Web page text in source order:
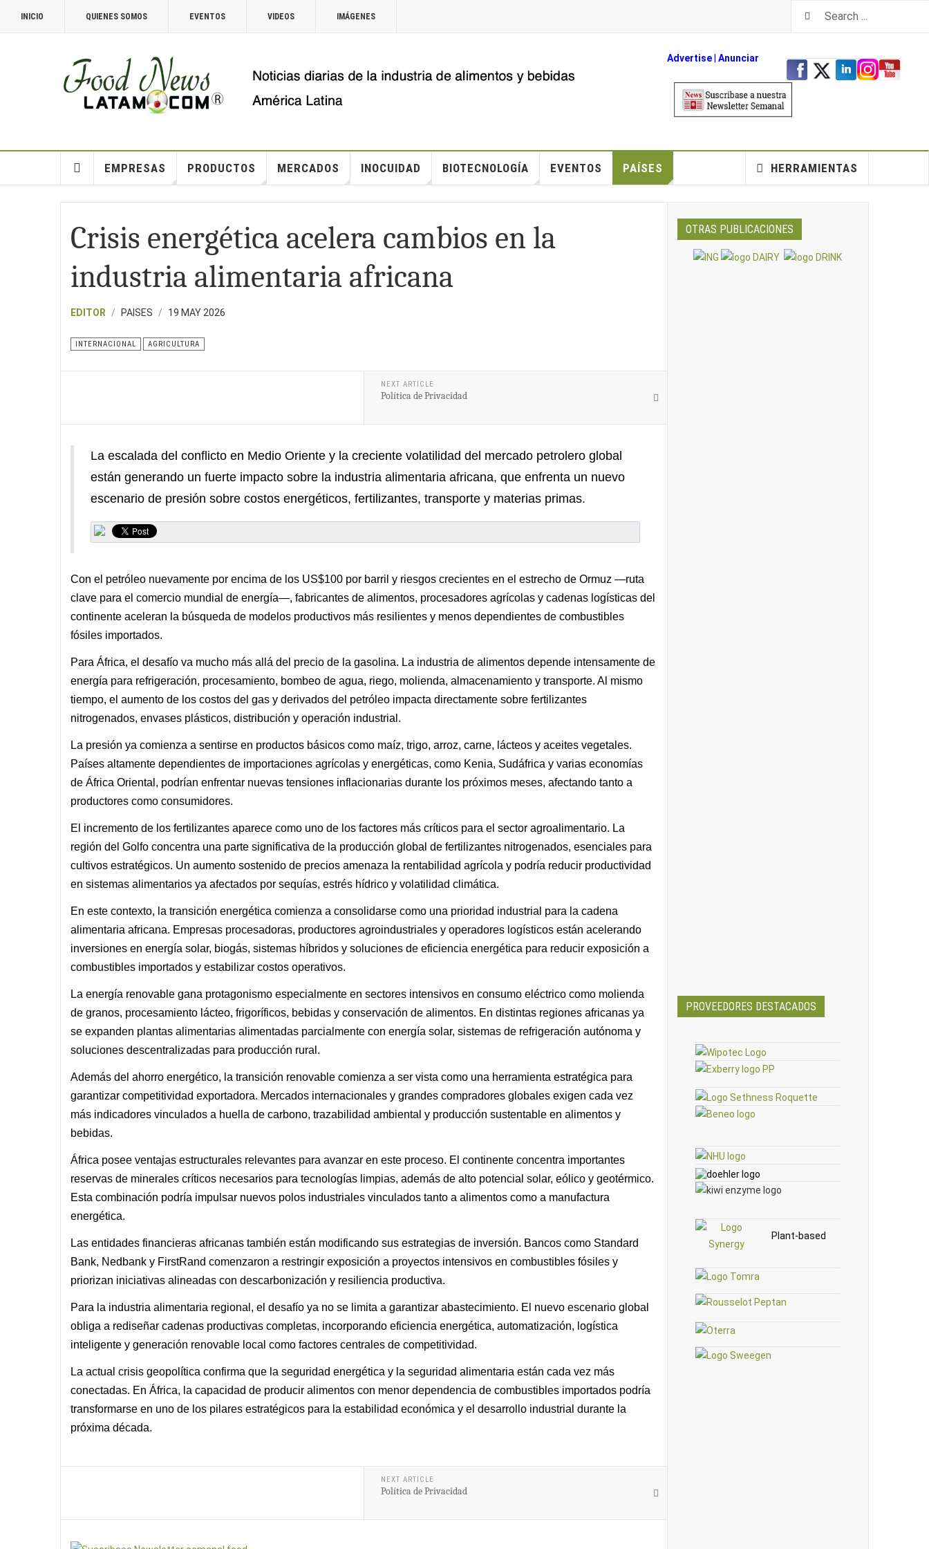
INICIO QUIENES SOMOS EVENTOS VIDEOS IMÁGENES
Advertise| Anunciar
EMPRESAS PRODUCTOS MERCADOS INOCUIDAD BIOTECNOLOGÍA EVENTOS PAÍSES HERRAMIENTAS
Crisis energética acelera cambios en la
industria alimentaria africana
EDITOR PAISES 19 MAY 2026
INTERNACIONAL AGRICULTURA
NEXT ARTICLE
Política de Privacidad
La escalada del conflicto en Medio Oriente y la creciente volatilidad del mercado petrolero global
están generando un fuerte impacto sobre la industria alimentaria africana, que enfrenta un nuevo
escenario de presión sobre costos energéticos, fertilizantes, transporte y materias primas.
Con el petróleo nuevamente por encima de los US$100 por barril y riesgos crecientes en el estrecho de Ormuz —ruta
clave para el comercio mundial de energía—, fabricantes de alimentos, procesadores agrícolas y cadenas logísticas del
continente aceleran la búsqueda de modelos productivos más resilientes y menos dependientes de combustibles
fósiles importados.
Para África, el desafío va mucho más allá del precio de la gasolina. La industria de alimentos depende intensamente de
energía para refrigeración, procesamiento, bombeo de agua, riego, molienda, almacenamiento y transporte. Al mismo
tiempo, el aumento de los costos del gas y derivados del petróleo impacta directamente sobre fertilizantes
nitrogenados, envases plásticos, distribución y operación industrial.
La presión ya comienza a sentirse en productos básicos como maíz, trigo, arroz, carne, lácteos y aceites vegetales.
Países altamente dependientes de importaciones agrícolas y energéticas, como Kenia, Sudáfrica y varias economías
de África Oriental, podrían enfrentar nuevas tensiones inflacionarias durante los próximos meses, afectando tanto a
productores como consumidores.
El incremento de los fertilizantes aparece como uno de los factores más críticos para el sector agroalimentario. La
región del Golfo concentra una parte significativa de la producción global de fertilizantes nitrogenados, esenciales para
cultivos estratégicos. Un aumento sostenido de precios amenaza la rentabilidad agrícola y podría reducir productividad
en sistemas alimentarios ya afectados por sequías, estrés hídrico y volatilidad climática.
En este contexto, la transición energética comienza a consolidarse como una prioridad industrial para la cadena
alimentaria africana. Empresas procesadoras, productores agroindustriales y operadores logísticos están acelerando
inversiones en energía solar, biogás, sistemas híbridos y soluciones de eficiencia energética para reducir exposición a
combustibles importados y estabilizar costos operativos.
La energía renovable gana protagonismo especialmente en sectores intensivos en consumo eléctrico como molienda
de granos, procesamiento lácteo, frigoríficos, bebidas y conservación de alimentos. En distintas regiones africanas ya
se expanden plantas alimentarias alimentadas parcialmente con energía solar, sistemas de refrigeración autónoma y
soluciones descentralizadas para producción rural.
Además del ahorro energético, la transición renovable comienza a ser vista como una herramienta estratégica para
garantizar competitividad exportadora. Mercados internacionales y grandes compradores globales exigen cada vez
más indicadores vinculados a huella de carbono, trazabilidad ambiental y producción sustentable en alimentos y
bebidas.
África posee ventajas estructurales relevantes para avanzar en este proceso. El continente concentra importantes
reservas de minerales críticos necesarios para tecnologías limpias, además de alto potencial solar, eólico y geotérmico.
Esta combinación podría impulsar nuevos polos industriales vinculados tanto a alimentos como a manufactura
energética.
Las entidades financieras africanas también están modificando sus estrategias de inversión. Bancos como Standard
Bank, Nedbank y FirstRand comenzaron a restringir exposición a proyectos intensivos en combustibles fósiles y
priorizan iniciativas alineadas con descarbonización y resiliencia productiva.
Para la industria alimentaria regional, el desafío ya no se limita a garantizar abastecimiento. El nuevo escenario global
obliga a rediseñar cadenas productivas completas, incorporando eficiencia energética, automatización, logística
inteligente y generación renovable local como factores centrales de competitividad.
La actual crisis geopolítica confirma que la seguridad energética y la seguridad alimentaria están cada vez más
conectadas. En África, la capacidad de producir alimentos con menor dependencia de combustibles importados podría
transformarse en uno de los pilares estratégicos para la estabilidad económica y el desarrollo industrial durante la
próxima década.
NEXT ARTICLE
Política de Privacidad
OTRAS PUBLICACIONES
PROVEEDORES DESTACADOS
Plant-based